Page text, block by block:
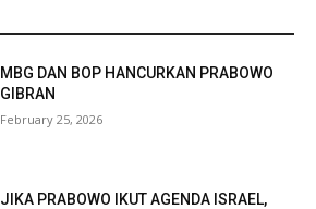
MBG DAN BOP HANCURKAN PRABOWO
GIBRAN
February 25, 2026
JIKA PRABOWO IKUT AGENDA ISRAEL,